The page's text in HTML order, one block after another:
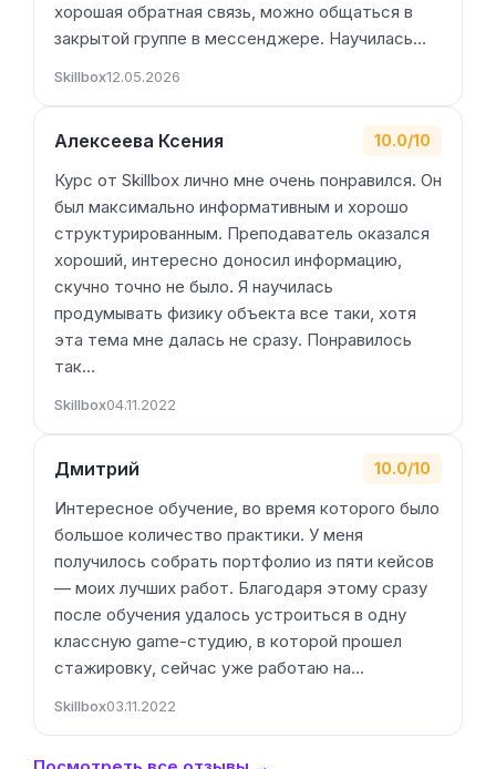
хорошая обратная связь, можно общаться в
закрытой группе в мессенджере. Научилась…
Skillbox12.05.2026
Алексеева Ксения 10.0/10
Курс от Skillbox лично мне очень понравился. Он
был максимально информативным и хорошо
структурированным. Преподаватель оказался
хороший, интересно доносил информацию,
скучно точно не было. Я научилась
продумывать физику объекта все таки, хотя
эта тема мне далась не сразу. Понравилось
так…
Skillbox04.11.2022
Дмитрий 10.0/10
Интересное обучение, во время которого было
большое количество практики. У меня
получилось собрать портфолио из пяти кейсов
— моих лучших работ. Благодаря этому сразу
после обучения удалось устроиться в одну
классную game-студию, в которой прошел
стажировку, сейчас уже работаю на…
Skillbox03.11.2022